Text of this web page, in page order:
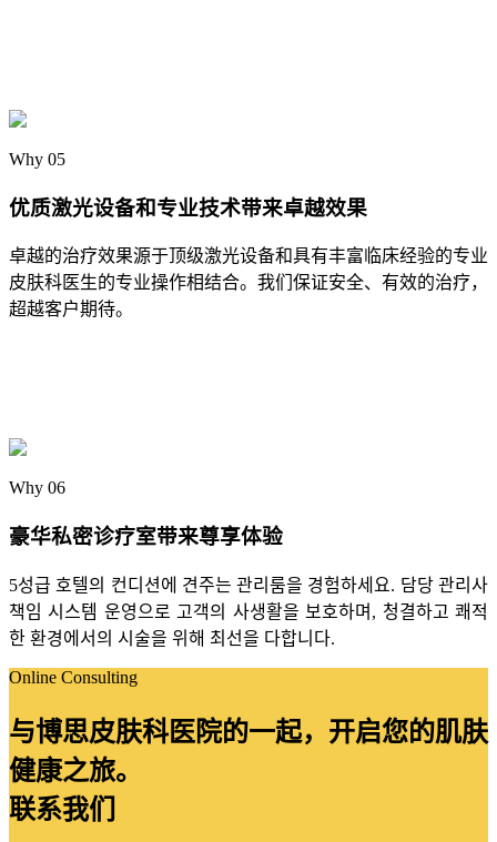
Why 05
优质激光设备和专业技术带来卓越效果
卓越的治疗效果源于顶级激光设备和具有丰富临床经验的专业
皮肤科医生的专业操作相结合。我们保证安全、有效的治疗，
超越客户期待。
Why 06
豪华私密诊疗室带来尊享体验
5성급 호텔의 컨디션에 견주는 관리룸을 경험하세요. 담당 관리사
책임 시스템 운영으로 고객의 사생활을 보호하며, 청결하고 쾌적
한 환경에서의 시술을 위해 최선을 다합니다.
Online Consulting
与博思皮肤科医院的一起，开启您的肌肤
健康之旅。
联系我们